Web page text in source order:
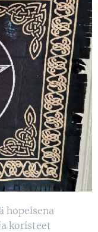
hopeisena
koristeet